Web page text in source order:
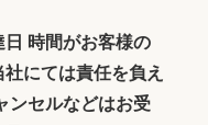
時間がお客様の
にては責任を負え
ンセルなどはお受